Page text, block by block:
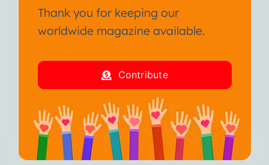
Thank you for keeping our
worldwide magazine available.
Contribute